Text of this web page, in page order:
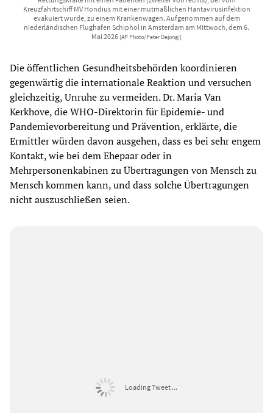
Kreuzfahrtschiff MV Hondius mit einer mutmaßlichen Hantavirusinfektion
evakuiert wurde, zu einem Krankenwagen. Aufgenommen auf dem
niederländischen Flughafen Schiphol in Amsterdam am Mittwoch, dem 6.
Mai 2026 [AP Photo/Peter Dejong)]
Die öffentlichen Gesundheitsbehörden koordinieren
gegenwärtig die internationale Reaktion und versuchen
gleichzeitig, Unruhe zu vermeiden. Dr. Maria Van
Kerkhove, die WHO-Direktorin für Epidemie- und
Pandemievorbereitung und Prävention, erklärte, die
Ermittler würden davon ausgehen, dass es bei sehr engem
Kontakt, wie bei dem Ehepaar oder in
Mehrpersonenkabinen zu Übertragungen von Mensch zu
Mensch kommen kann, und dass solche Übertragungen
nicht auszuschließen seien.
Loading Tweet ...